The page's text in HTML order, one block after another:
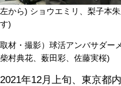
左から) ショウエミリ、梨子本
す)
取材・撮影）球活アンバサダー
柴村典花、薮田彩、佐藤実桜)
2021年12月上旬、東京都